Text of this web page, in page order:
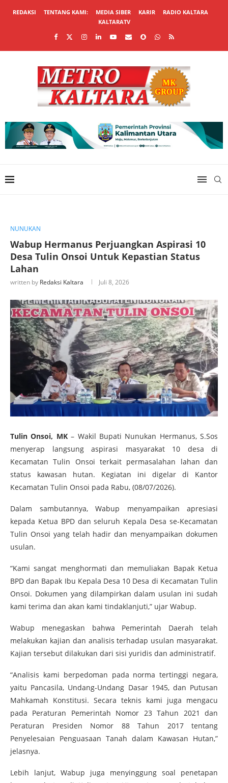
REDAKSI TENTANG KAMI: MEDIA SIBER KARIR
RADIO KALTARA
KALTARATV
NUNUKAN
Wabup Hermanus Perjuangkan Aspirasi 10
Desa Tulin Onsoi Untuk Kepastian Status
Lahan
written by Redaksi Kaltara Juli 8, 2026
Tulin Onsoi, MK– Wakil Bupati Nunukan Hermanus, S.Sos
menyerap langsung aspirasi masyarakat 10 desa di
Kecamatan Tulin Onsoi terkait permasalahan lahan dan
status kawasan hutan. Kegiatan ini digelar di Kantor
Kecamatan Tulin Onsoi pada Rabu, (08/07/2026).
Dalam sambutannya, Wabup menyampaikan apresiasi
kepada Ketua BPD dan seluruh Kepala Desa se-Kecamatan
Tulin Onsoi yang telah hadir dan menyampaikan dokumen
usulan.
“Kami sangat menghormati dan memuliakan Bapak Ketua
BPD dan Bapak Ibu Kepala Desa 10 Desa di Kecamatan Tulin
Onsoi. Dokumen yang dilampirkan dalam usulan ini sudah
kami terima dan akan kami tindaklanjuti,” ujar Wabup.
Wabup menegaskan bahwa Pemerintah Daerah telah
melakukan kajian dan analisis terhadap usulan masyarakat.
Kajian tersebut dilakukan dari sisi yuridis dan administratif.
“Analisis kami berpedoman pada norma tertinggi negara,
yaitu Pancasila, Undang-Undang Dasar 1945, dan Putusan
Mahkamah Konstitusi. Secara teknis kami juga mengacu
pada Peraturan Pemerintah Nomor 23 Tahun 2021 dan
Peraturan Presiden Nomor 88 Tahun 2017 tentang
Penyelesaian Penguasaan Tanah dalam Kawasan Hutan,”
jelasnya.
Lebih lanjut, Wabup juga menyinggung soal penetapan